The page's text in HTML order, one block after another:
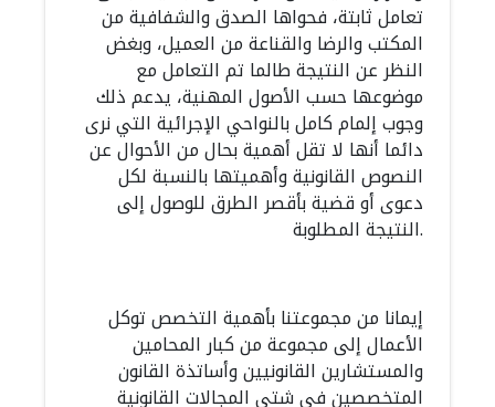
تعامل ثابتة، فحواها الصدق والشفافية من
المكتب والرضا والقناعة من العميل، وبغض
النظر عن النتيجة طالما تم التعامل مع
موضوعها حسب الأصول المهنية، يدعم ذلك
وجوب إلمام كامل بالنواحي الإجرائية التي نرى
دائما أنها لا تقل أهمية بحال من الأحوال عن
النصوص القانونية وأهميتها بالنسبة لكل
دعوى أو قضية بأقصر الطرق للوصول إلى
النتيجة المطلوبة.
إيمانا من مجموعتنا بأهمية التخصص توكل
الأعمال إلى مجموعة من كبار المحامين
والمستشارين القانونيين وأساتذة القانون
المتخصصين في شتى المجالات القانونية